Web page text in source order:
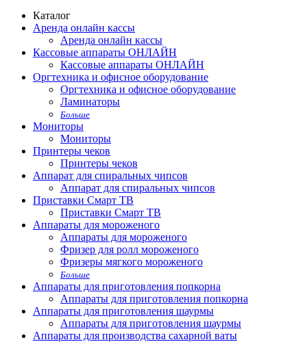
Каталог
Аренда онлайн кассы
Аренда онлайн кассы
Кассовые аппараты ОНЛАЙН
Кассовые аппараты ОНЛАЙН
Оргтехника и офисное оборудование
Оргтехника и офисное оборудование
Ламинаторы
Больше
Мониторы
Мониторы
Принтеры чеков
Принтеры чеков
Аппарат для спиральных чипсов
Аппарат для спиральных чипсов
Приставки Смарт ТВ
Приставки Смарт ТВ
Аппараты для мороженого
Аппараты для мороженого
Фризер для ролл мороженого
Фризеры мягкого мороженого
Больше
Аппараты для приготовления попкорна
Аппараты для приготовления попкорна
Аппараты для приготовления шаурмы
Аппараты для приготовления шаурмы
Аппараты для производства сахарной ваты